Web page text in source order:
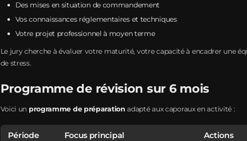
Des mises en situation de commandement
Vos connaissances réglementaires et techniques
Votre projet professionnel à moyen terme
Le jury cherche à évaluer votre maturité, votre capacité à encadrer une
de stress.
Programme de révision sur 6 mois
Voici un programme de préparation adapté aux caporaux en activité :
Période Focus principal Actions